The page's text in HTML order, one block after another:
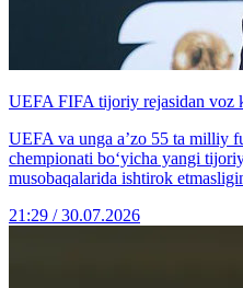
UEFA FIFA tijoriy rejasidan voz
UEFA va unga a’zo 55 ta milliy
chempionati bo‘yicha yangi
musobaqalarida ishtirok
21:29 / 30.07.2026